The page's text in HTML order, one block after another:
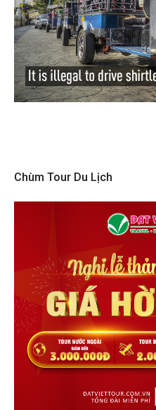
Chùm Tour Du Lịch